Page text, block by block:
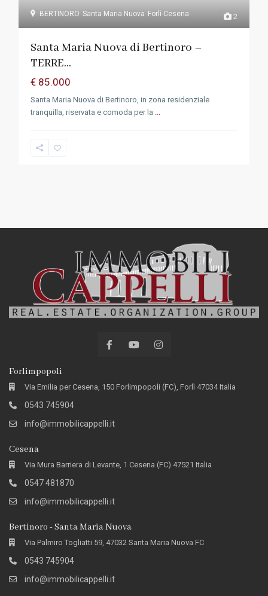
2
BERTINORO Santa Maria Nuova Forlì-Cesena
Santa Maria Nuova di Bertinoro –
TERRE...
€ 85.000
Santa Maria Nuova di Bertinoro, in zona residenziale
tranquilla, riservata e comoda per la
Forlimpopoli
Via Emilia per Cesena, 150 Forlimpopoli (FC), Forlì 47034 Italia
0543 745904
info@immobilicappelli.it
Cesena
Via Mura Barriera di Levante, 1 Cesena (FC) 47521 Italia
0547 481870
info@immobilicappelli.it
Bertinoro - Santa Maria Nuova
Via Palmiro Togliatti 59, 47032 Santa Maria Nuova FC
0543 745904
info@immobilicappelli.it